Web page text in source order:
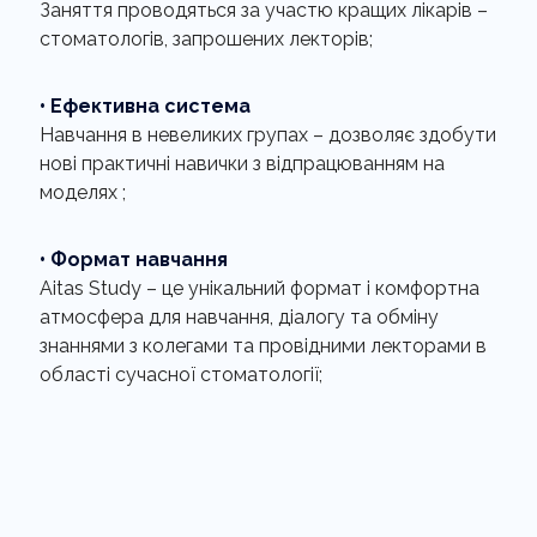
Заняття проводяться за участю кращих лікарів –
стоматологів, запрошених лекторів;
• Ефективна система
Навчання в невеликих групах – дозволяє здобути
нові практичні навички з відпрацюванням на
моделях ;
• Формат навчання
Aitas Study – це унікальний формат і комфортна
атмосфера для навчання, діалогу та обміну
знаннями з колегами та провідними лекторами в
області сучасної стоматології;